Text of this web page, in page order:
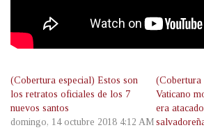
(Cobertura especial) Estos son
los retratos oficiales de los 7
nuevos santos
domingo, 14 octubre 2018 4:12 AM
(Cobertura
Vaticano
era